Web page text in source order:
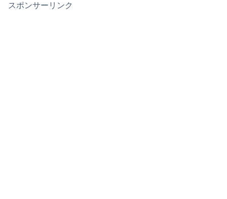
スポンサーリンク